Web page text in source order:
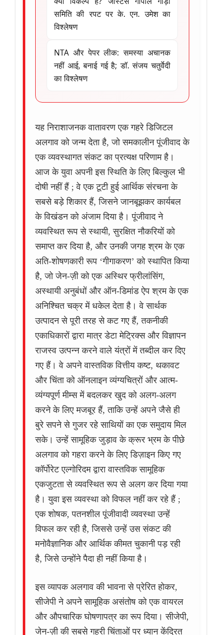
समिति की रपट पर के. एन. उमेश का
विश्लेषण
NTA और पेपर लीक: समस्या अचानक
नहीं आई, बनाई गई है; डॉ. संजय चतुर्वेदी
का विश्लेषण
यह निराशाजनक वातावरण एक गहरे डिजिटल
अलगाव को जन्म देता है, जो समकालीन पूंजीवाद के
एक व्यवस्थागत संकट का प्रत्यक्ष परिणाम है।
आज के युवा अपनी इस स्थिति के लिए बिल्कुल भी
दोषी नहीं हैं ; वे एक टूटी हुई आर्थिक संरचना के
सबसे बड़े शिकार हैं, जिसने जानबूझकर कार्यबल
के विखंडन को अंजाम दिया है। पूंजीवाद ने
व्यवस्थित रूप से स्थायी, सुरक्षित नौकरियों को
समाप्त कर दिया है, और उनकी जगह श्रम के एक
अति-शोषणकारी रूप ‘गीगाकरण’ को स्थापित किया
है, जो जेन-ज़ी को एक अस्थिर फ्रीलांसिंग,
अस्थायी अनुबंधों और ऑन-डिमांड ऐप श्रम के एक
अनिश्चित चक्र में धकेल देता है। वे सार्थक
उत्पादन से पूरी तरह से कट गए हैं, तकनीकी
एकाधिकारों द्वारा मात्र डेटा मेट्रिक्स और विज्ञापन
राजस्व उत्पन्न करने वाले यंत्रों में तब्दील कर दिए
गए हैं। वे अपने वास्तविक वित्तीय कष्ट, थकावट
और चिंता को ऑनलाइन व्यंग्यचित्रों और आत्म-
व्यंग्यपूर्ण मीम्स में बदलकर खुद को अलग-अलग
करने के लिए मजबूर हैं, ताकि उन्हें अपने जैसे ही
बुरे सपने से गुजर रहे साथियों का एक समुदाय मिल
सके। उन्हें सामूहिक जुड़ाव के क्रूर भ्रम के पीछे
अलगाव को गहरा करने के लिए डिज़ाइन किए गए
कॉर्पोरेट एल्गोरिदम द्वारा वास्तविक सामूहिक
एकजुटता से व्यवस्थित रूप से अलग कर दिया गया
है। युवा इस व्यवस्था को विफल नहीं कर रहे हैं ;
एक शोषक, पतनशील पूंजीवादी व्यवस्था उन्हें
विफल कर रही है, जिससे उन्हें उस संकट की
मनोवैज्ञानिक और आर्थिक कीमत चुकानी पड़ रही
है, जिसे उन्होंने पैदा ही नहीं किया है।
इस व्यापक अलगाव की भावना से प्रेरित होकर,
सीजेपी ने अपने सामूहिक असंतोष को एक वायरल
और औपचारिक घोषणापत्र का रूप दिया। सीजेपी,
जेन-ज़ी की सबसे गहरी चिंताओं पर ध्यान केंद्रित